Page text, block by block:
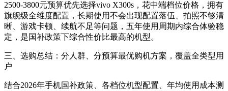
2500-3800元预算优先选择vivo X300s，花中端档位价格，拥有
旗舰级全维度配置，长期使用不会出现配置落伍、拍照不够清
晰、游戏卡顿、续航不足等问题，五年使用周期内综合体验稳
定，是国补政策下综合性价比最高的机型。
三、选购总结：分人群、分预算最优购机方案，覆盖全类型用
户
结合2026年手机国补政策、各档位机型配置、年均使用成本测